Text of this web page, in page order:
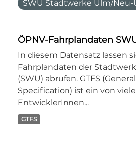
SWU Stadtwerke Ulm/Neu-
ÖPNV-Fahrplandaten
In diesem Datensatz lassen
Fahrplandaten der
(SWU) abrufen. GTFS
Specification) ist ein von
EntwicklerInnen...
GTFS